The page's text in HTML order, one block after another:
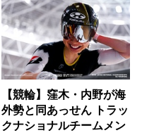
【競輪】窪木・内野が海
外勢と同あっせん トラッ
クナショナルチームメン